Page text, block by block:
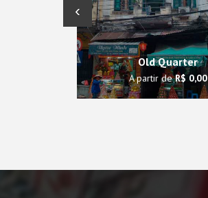
Old Quarter
A partir deR$ 0,00
‹